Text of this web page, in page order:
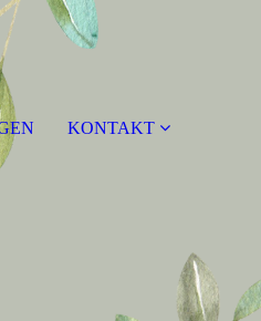
KONTAKT